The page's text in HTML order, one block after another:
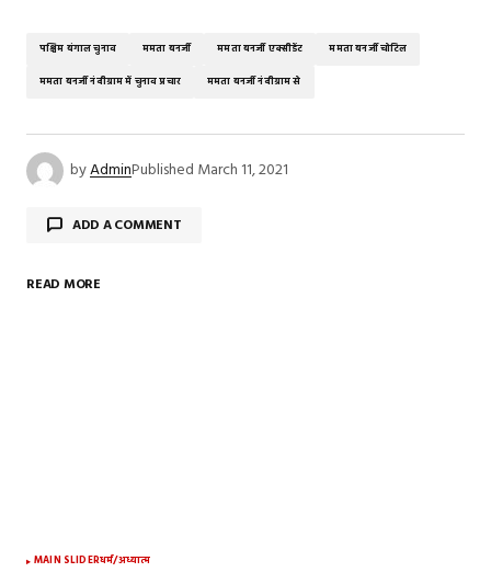
पश्चिम बंगाल चुनाव ममता बनर्जी ममता बनर्जी एक्सीडेंट ममता बनर्जी चोटिल
ममता बनर्जी नंदीग्राम में चुनाव प्रचार ममता बनर्जी नंदीग्राम से
byAdminPublished March 11, 2021
ADD A COMMENT
READ MORE
MAIN SLIDERधर्म/अध्यात्म